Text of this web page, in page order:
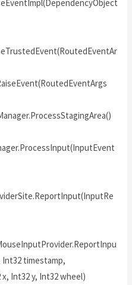
timestamp,
Int32 y, Int32 wheel)